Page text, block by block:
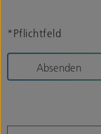
*Pflichtfeld
Absenden